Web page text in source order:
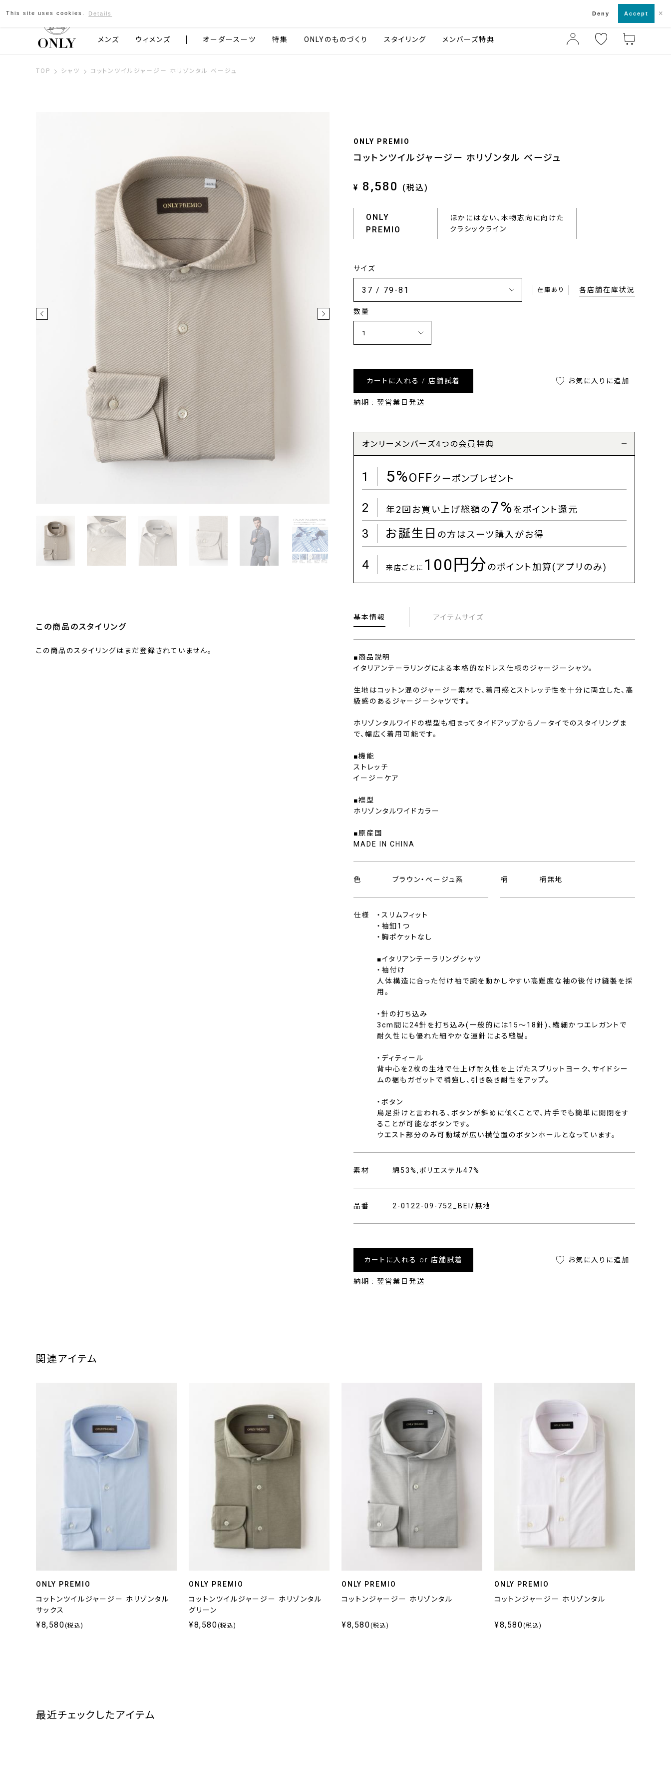
京都発のスーツブランド ONLY
メンズ ウィメンズ オーダースーツ 特集 ONLYのものづくり スタイリング メンバーズ特典
TOP シャツ コットンツイルジャージー ホリゾンタル ベージュ
ONLY PREMIO
コットンツイルジャージー ホリゾンタル ベージュ
¥ 8,580 (税込)
ONLY
PREMIO
ほかにはない、本物志向に向けた
クラシックライン
サイズ
在庫あり 各店舗在庫状況
数量
カートに入れる / 店舗試着
納期 : 翌営業日発送
お気に入りに追加
オンリーメンバーズ4つの会員特典
1 5%OFFクーポンプレゼント
2 年2回お買い上げ総額の7%をポイント還元
3 お誕生日 の方はスーツ購入がお得
4 来店ごとに 100円分のポイント加算(アプリのみ)
基本情報 アイテムサイズ
■商品説明
イタリアンテーラリングによる本格的なドレス仕様のジャージーシャツ。
生地はコットン混のジャージー素材で、着用感とストレッチ性を十分に両立した、高
級感のあるジャージーシャツです。
ホリゾンタルワイドの襟型も相まってタイドアップからノータイでのスタイリングま
で、幅広く着用可能です。
■機能
ストレッチ
イージーケア
■襟型
ホリゾンタルワイドカラー
■原産国
MADE IN CHINA
色 ブラウン・ベージュ系 柄 柄無地
仕様
・スリムフィット
・袖釦1つ
・胸ポケットなし
■イタリアンテーラリングシャツ
・袖付け
人体構造に合った付け袖で腕を動かしやすい高難度な袖の後付け縫製を採
用。
・針の打ち込み
3cm間に24針を打ち込み(一般的には15〜18針)、繊細かつエレガントで
耐久性にも優れた細やかな運針による縫製。
・ディティール
背中心を2枚の生地で仕上げ耐久性を上げたスプリットヨーク、サイドシー
ムの裾もガゼットで補強し、引き裂き耐性をアップ。
・ボタン
鳥足掛けと言われる、ボタンが斜めに傾くことで、片手でも簡単に開閉をす
ることが可能なボタンです。
ウエスト部分のみ可動域が広い横位置のボタンホールとなっています。
素材 綿53%,ポリエステル47%
品番 2-0122-09-752_BEI/無地
カートに入れる or 店舗試着
納期 : 翌営業日発送
お気に入りに追加
この商品のスタイリング
この商品のスタイリングはまだ登録されていません。
関連アイテム
ONLY PREMIO
コットンツイルジャージー ホリゾンタル
サックス
¥8,580(税込)
ONLY PREMIO
コットンツイルジャージー ホリゾンタル
グリーン
¥8,580(税込)
ONLY PREMIO
コットンジャージー ホリゾンタル
¥8,580(税込)
ONLY PREMIO
コットンジャージー ホリゾンタル
¥8,580(税込)
最近チェックしたアイテム
This site uses cookies. Details Deny Accept ×